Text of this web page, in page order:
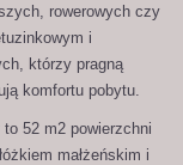
rowerowych czy
i
którzy pragną
komfortu pobytu.
52 m2 powierzchni
małżeńskim i